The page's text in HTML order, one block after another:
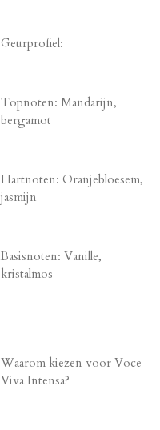
Geurprofiel:
Topnoten: Mandarijn,
bergamot
Hartnoten: Oranjebloesem,
jasmijn
Basisnoten: Vanille,
kristalmos
Waarom kiezen voor Voce
Viva Intensa?